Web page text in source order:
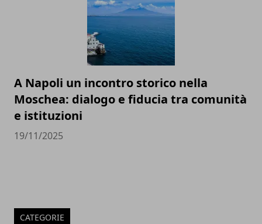
A Napoli un incontro storico nella
Moschea: dialogo e fiducia tra comunità
e istituzioni
19/11/2025
CATEGORIE